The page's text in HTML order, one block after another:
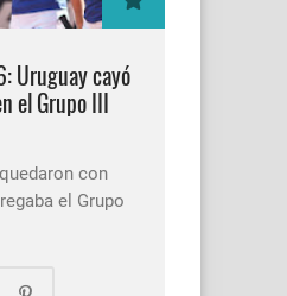
Uruguay cayó
el Grupo III
con
el Grupo